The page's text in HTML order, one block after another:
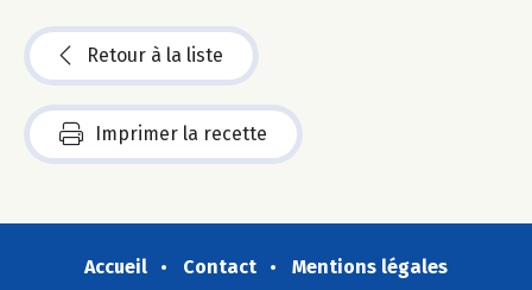
Retour à la liste
Imprimer la recette
Accueil Contact
Mentions légales